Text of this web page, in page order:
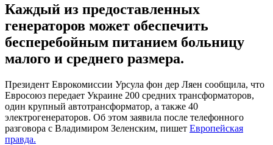
Каждый из предоставленных
генераторов может обеспечить
бесперебойным питанием больницу
малого и среднего размера.
Президент Еврокомиссии Урсула фон дер Ляен сообщила, что
Евросоюз передает Украине 200 средних трансформаторов,
один крупный автотрансформатор, а также 40
электрогенераторов. Об этом заявила после телефонного
разговора с Владимиром Зеленским, пишет Европейская
правда.